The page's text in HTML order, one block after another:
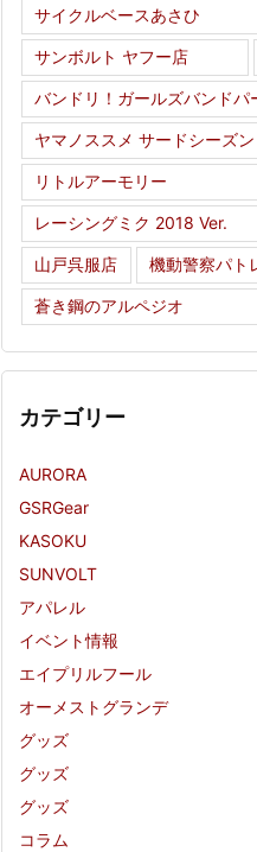
サイクルベースあさひ
サンボルト ヤフー店
バンドリ！ガールズバンドパ
ヤマノススメ サードシーズン
リトルアーモリー
レーシングミク 2018 Ver.
山戸呉服店 機動警察パト
蒼き鋼のアルペジオ
カテゴリー
AURORA
GSRGear
KASOKU
SUNVOLT
アパレル
イベント情報
エイプリルフール
オーメストグランデ
グッズ
グッズ
グッズ
コラム